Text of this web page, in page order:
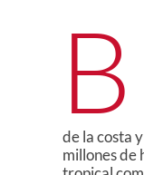
B
de la costa
millones de